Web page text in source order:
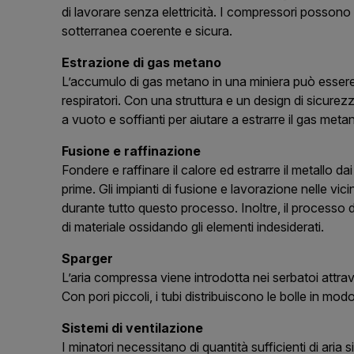
di lavorare senza elettricità. I compressori
sotterranea coerente e sicura.
Estrazione di gas metano
L’accumulo di gas metano in una miniera può
respiratori. Con una struttura e un design di
a vuoto e soffianti per aiutare a estrarre il gas
Fusione e raffinazione
Fondere e raffinare il calore ed estrarre il metallo
prime. Gli impianti di fusione e lavorazione nelle
durante tutto questo processo. Inoltre, il processo
di materiale ossidando gli elementi indesiderati.
Sparger
L’aria compressa viene introdotta nei serbatoi
Con pori piccoli, i tubi distribuiscono le bolle in
Sistemi di ventilazione
I minatori necessitano di quantità sufficienti di aria